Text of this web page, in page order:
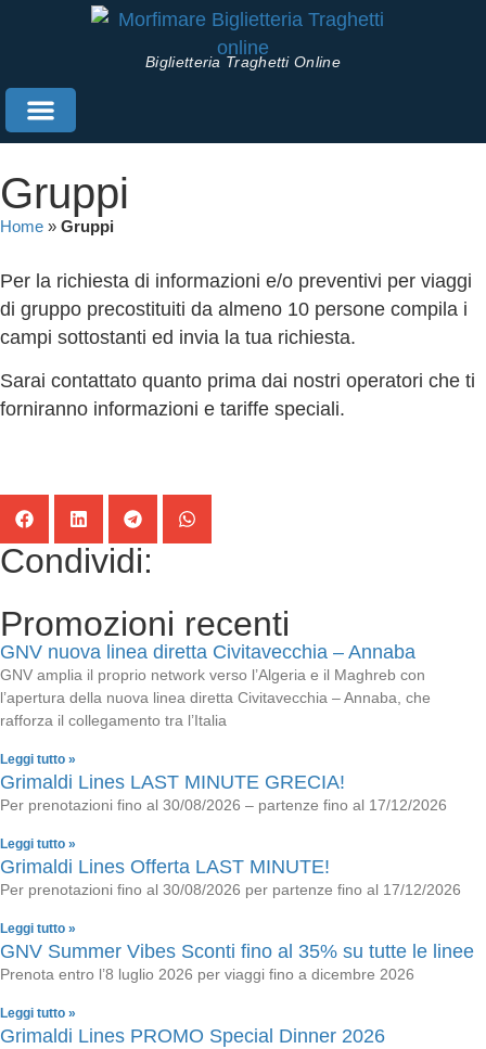
Biglietteria Traghetti Online
Gruppi
Home » Gruppi
Per la richiesta di informazioni e/o preventivi per viaggi
di gruppo precostituiti da almeno 10 persone compila i
campi sottostanti ed invia la tua richiesta.
Sarai contattato quanto prima dai nostri operatori che ti
forniranno informazioni e tariffe speciali.
Condividi:
Promozioni recenti
GNV nuova linea diretta Civitavecchia – Annaba
GNV amplia il proprio network verso l’Algeria e il Maghreb con
l’apertura della nuova linea diretta Civitavecchia – Annaba, che
rafforza il collegamento tra l’Italia
Leggi tutto »
Grimaldi Lines LAST MINUTE GRECIA!
Per prenotazioni fino al 30/08/2026 – partenze fino al 17/12/2026
Leggi tutto »
Grimaldi Lines Offerta LAST MINUTE!
Per prenotazioni fino al 30/08/2026 per partenze fino al 17/12/2026
Leggi tutto »
GNV Summer Vibes Sconti fino al 35% su tutte le linee
Prenota entro l’8 luglio 2026 per viaggi fino a dicembre 2026
Leggi tutto »
Grimaldi Lines PROMO Special Dinner 2026